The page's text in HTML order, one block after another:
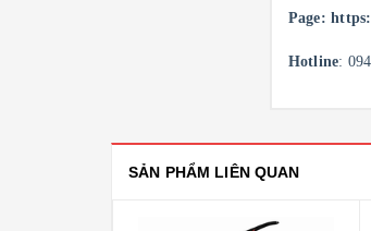
Page:
Hotline:
SẢN PHẨM LIÊN QUAN